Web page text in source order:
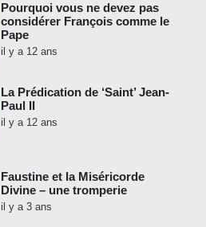
Pourquoi vous ne devez pas
considérer François comme le
Pape
il y a 12 ans
La Prédication de ‘Saint’ Jean-
Paul II
il y a 12 ans
Faustine et la Miséricorde
Divine – une tromperie
il y a 3 ans